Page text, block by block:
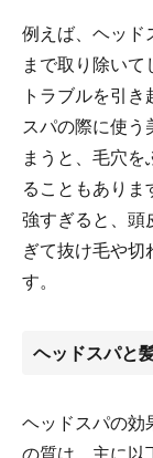
例えば、ヘッド
まで取り除い
トラブルを引
スパの際に使う
まうと、毛穴
ることもありま
強すぎると、頭
ぎて抜け毛や切
す。
ヘッドスパと
ヘッドスパの効
の質は、主に以